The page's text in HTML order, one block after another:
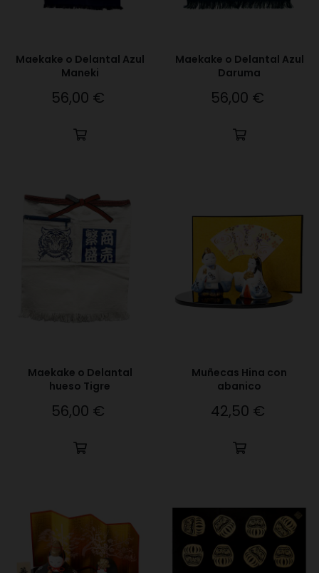
Maekake o Delantal Azul
Maneki
Precio
56,00 €
Maekake o Delantal Azul
Daruma
Precio
56,00 €
Maekake o Delantal
hueso Tigre
Precio
56,00 €
Muñecas Hina con
abanico
Precio
42,50 €